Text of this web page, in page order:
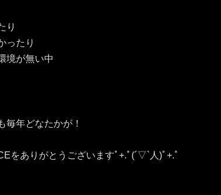
り
ったり
境が無い中
毎年どなたかが！
をありがとうございますﾟ+.ﾟ(´▽`人)ﾟ+.ﾟ